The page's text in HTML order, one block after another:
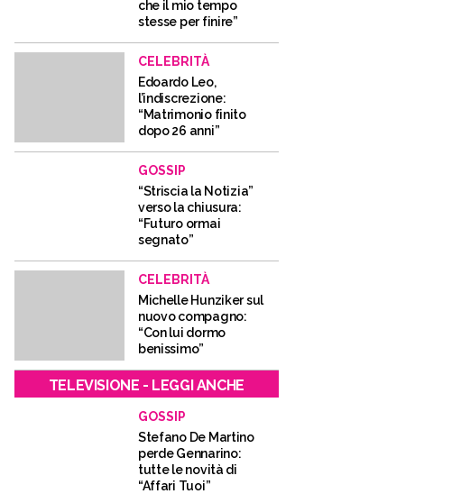
che il mio tempo
stesse per finire”
CELEBRITÀ
Edoardo Leo,
l’indiscrezione:
“Matrimonio finito
dopo 26 anni”
GOSSIP
“Striscia la Notizia”
verso la chiusura:
“Futuro ormai
segnato”
CELEBRITÀ
Michelle Hunziker sul
nuovo compagno:
“Con lui dormo
benissimo”
TELEVISIONE - LEGGI ANCHE
GOSSIP
Stefano De Martino
perde Gennarino:
tutte le novità di
“Affari Tuoi”